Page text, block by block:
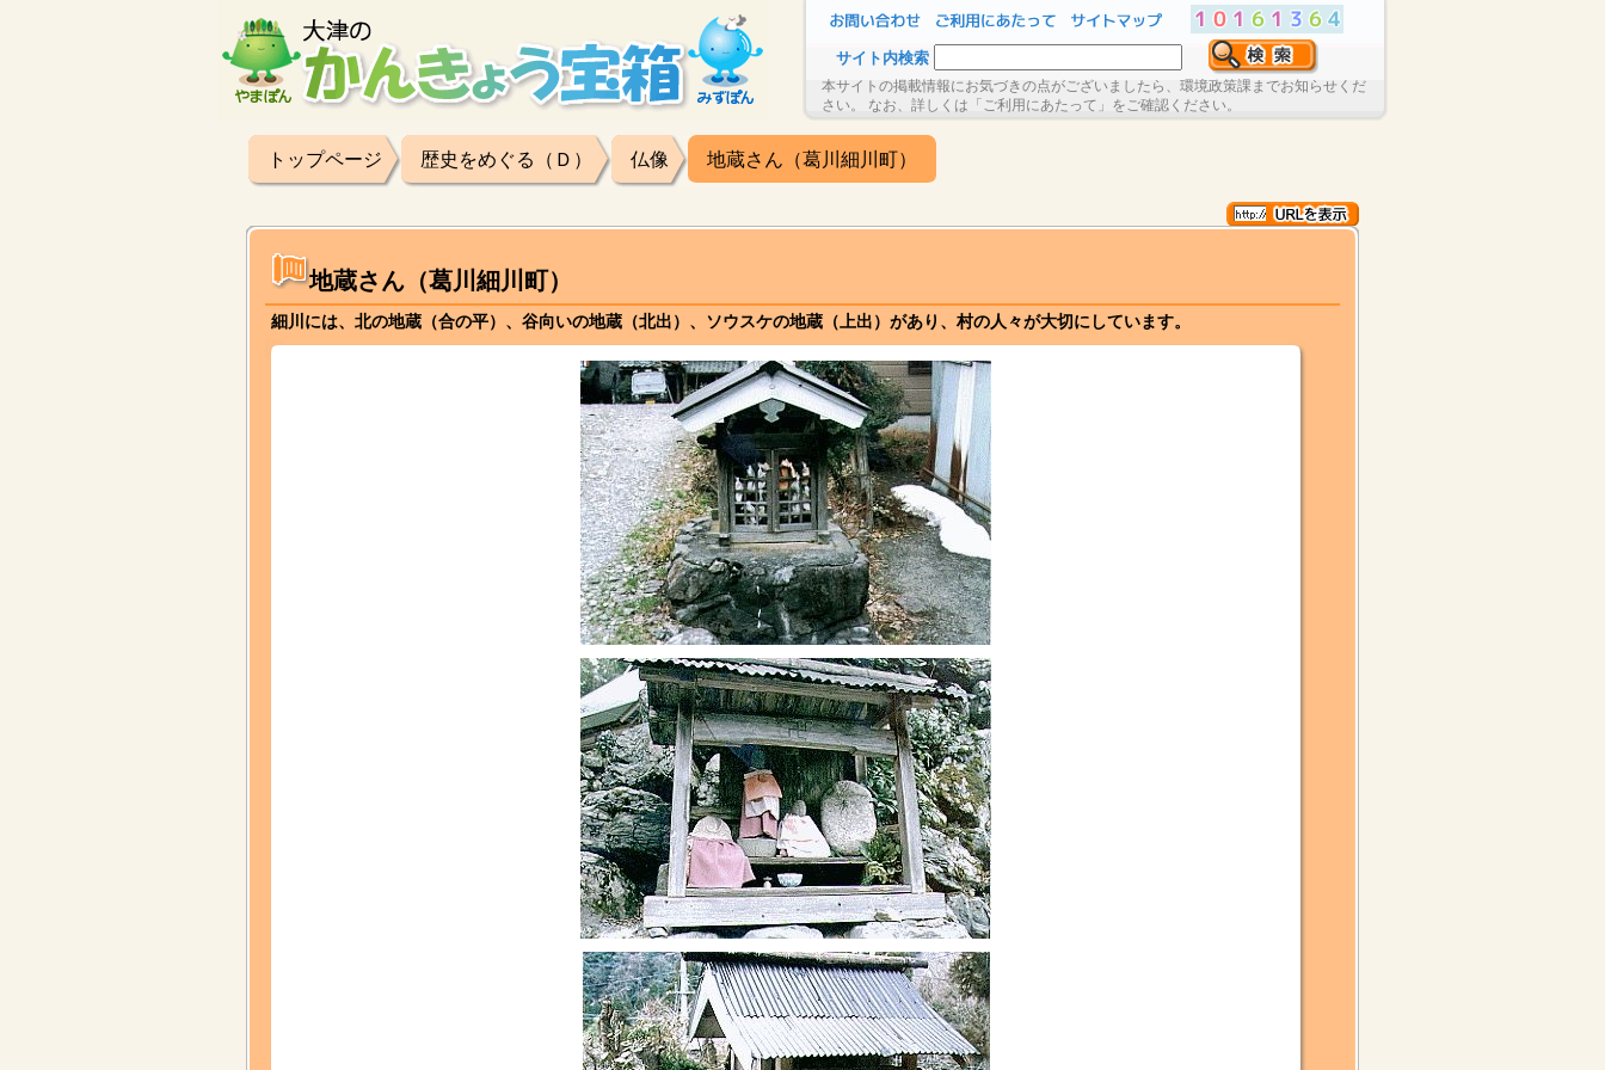
サイト内検索
本サイトの掲載情報にお気づきの点がございましたら、環境政策課までお知らせくだ
さい。 なお、詳しくは「ご利用にあたって」をご確認ください。
トップページ 歴史をめぐる（Ｄ） 仏像 地蔵さん（葛川細川町）
地蔵さん（葛川細川町）
細川には、北の地蔵（合の平）、谷向いの地蔵（北出）、ソウスケの地蔵（上出）があり、村の人々が大切にしています。